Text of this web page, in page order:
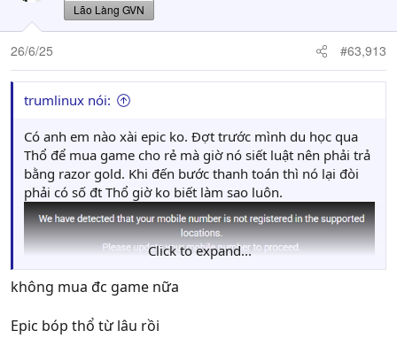
Lão Làng GVN
26/6/25 #63,913
trumlinux nói:
Có anh em nào xài epic ko. Đợt trước mình du học qua
Thổ để mua game cho rẻ mà giờ nó siết luật nên phải trả
bằng razor gold. Khi đến bước thanh toán thì nó lại đòi
phải có số đt Thổ giờ ko biết làm sao luôn.
Click to expand...
không mua đc game nữa
Epic bóp thổ từ lâu rồi